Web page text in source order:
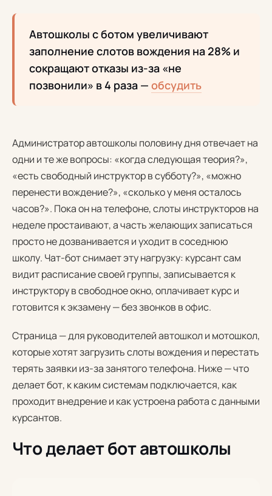
Автошколы с ботом увеличивают
заполнение слотов вождения на 28% и
сокращают отказы из-за «не
позвонили» в 4 раза — обсудить
Администратор автошколы половину дня отвечает на
одни и те же вопросы: «когда следующая теория?»,
«есть свободный инструктор в субботу?», «можно
перенести вождение?», «сколько у меня осталось
часов?». Пока он на телефоне, слоты инструкторов на
неделе простаивают, а часть желающих записаться
просто не дозванивается и уходит в соседнюю
школу. Чат-бот снимает эту нагрузку: курсант сам
видит расписание своей группы, записывается к
инструктору в свободное окно, оплачивает курс и
готовится к экзамену — без звонков в офис.
Страница — для руководителей автошкол и мотошкол,
которые хотят загрузить слоты вождения и перестать
терять заявки из-за занятого телефона. Ниже — что
делает бот, к каким системам подключается, как
проходит внедрение и как устроена работа с данными
курсантов.
Что делает бот автошколы